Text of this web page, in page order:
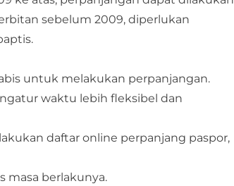
sebelum 2009, diperlukan
untuk melakukan perpanjangan.
waktu lebih fleksibel dan
daftar online perpanjang paspor,
masa berlakunya.